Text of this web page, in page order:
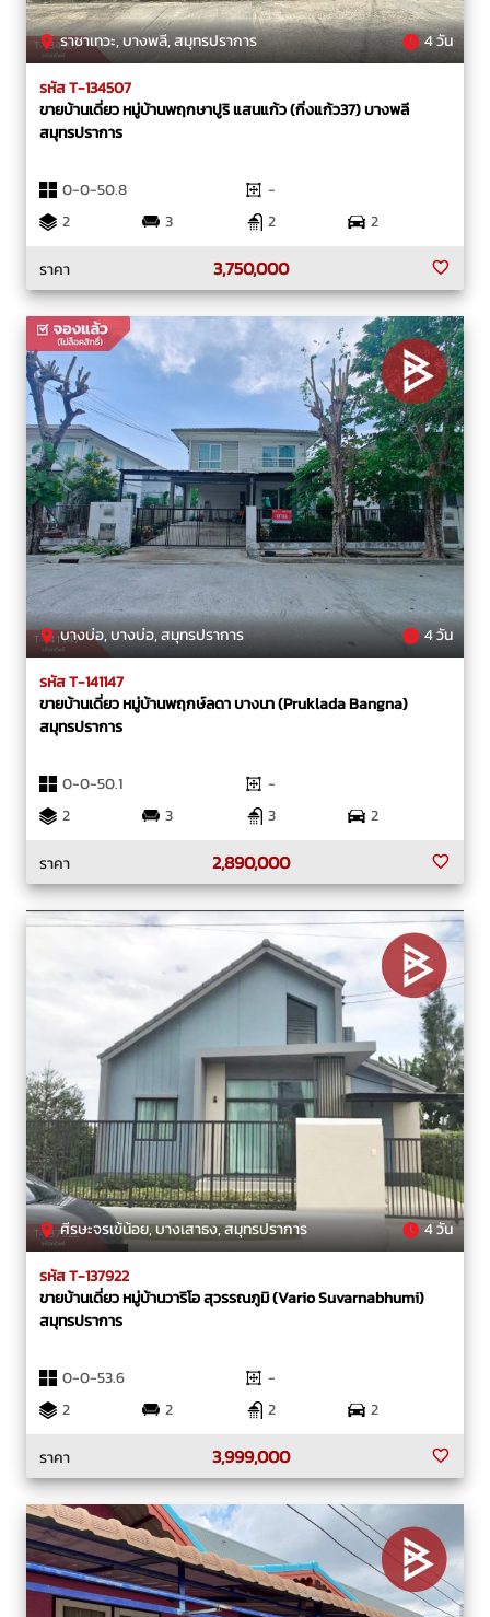
ราชาเทวะ, บางพลี, สมุทรปราการ 4 วัน
รหัส T-134507
ขายบ้านเดี่ยว หมู่บ้านพฤกษาปูริ แสนแก้ว (กิ่งแก้ว37) บางพลี
สมุทรปราการ
0-0-50.8
-
2
3 2
2
ราคา
3,750,000
บางบ่อ, บางบ่อ, สมุทรปราการ 4 วัน
รหัส T-141147
ขายบ้านเดี่ยว หมู่บ้านพฤกษ์ลดา บางนา (Pruklada Bangna)
สมุทรปราการ
0-0-50.1
-
2
3 3
2
ราคา
2,890,000
ศีรษะจรเข้น้อย, บางเสาธง, สมุทรปราการ 4 วัน
รหัส T-137922
ขายบ้านเดี่ยว หมู่บ้านวาริโอ สุวรรณภูมิ (Vario Suvarnabhumi)
สมุทรปราการ
0-0-53.6
-
2
2 2
2
ราคา
3,999,000